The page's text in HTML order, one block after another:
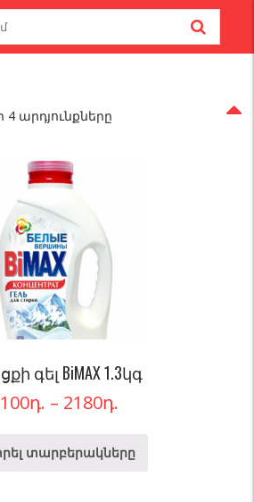
4 արդյունքները
գել BiMAX 1.3կգ
դ. – 2180դ.
տարբերակները